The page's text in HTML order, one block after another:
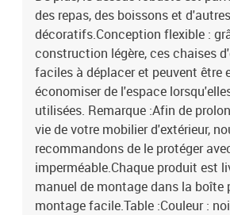
des repas, des boissons et
décoratifs.Conception flexible :
construction légère, ces chaises
faciles à déplacer et peuvent être
économiser de l'espace
utilisées. Remarque :Afin de
vie de votre mobilier d'extérieur,
recommandons de le protéger
imperméable.Chaque produit est
manuel de montage dans la boîte
montage facile.Table :Couleur :